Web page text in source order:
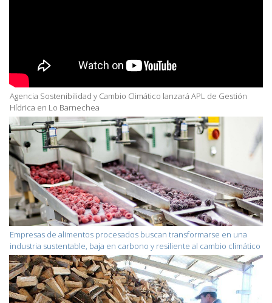
Agencia Sostenibilidad y Cambio Climático lanzará APL de Gestión
Hídrica en Lo Barnechea
Empresas de alimentos procesados buscan transformarse en una
industria sustentable, baja en carbono y resiliente al cambio climático